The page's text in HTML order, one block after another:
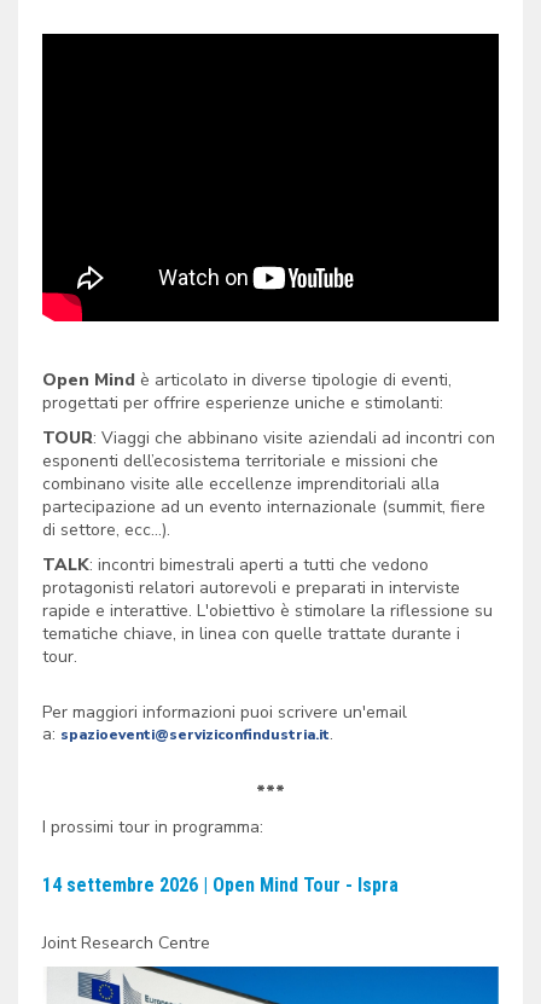
Open Mind è articolato in diverse tipologie di eventi,
progettati per offrire esperienze uniche e stimolanti:
TOUR: Viaggi che abbinano visite aziendali ad incontri con
esponenti dell’ecosistema territoriale e missioni che
combinano visite alle eccellenze imprenditoriali alla
partecipazione ad un evento internazionale (summit, fiere
di settore, ecc...).
TALK: incontri bimestrali aperti a tutti che vedono
protagonisti relatori autorevoli e preparati in interviste
rapide e interattive. L'obiettivo è stimolare la riflessione su
tematiche chiave, in linea con quelle trattate durante i
tour.
Per maggiori informazioni puoi scrivere un'email
a: spazioeventi@serviziconfindustria.it.
***
I prossimi tour in programma:
14 settembre 2026 | Open Mind Tour - Ispra
Joint Research Centre